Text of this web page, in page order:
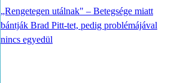
„Rengetegen utálnak" – Betegsége miatt
bántják Brad Pitt-tet, pedig problémájával
nincs egyedül